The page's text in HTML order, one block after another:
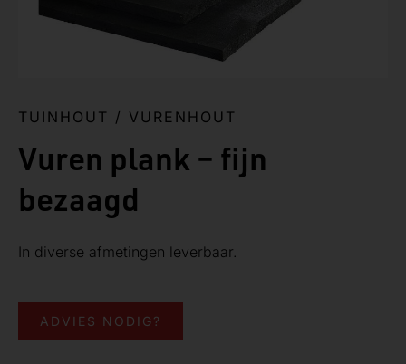
TUINHOUT / VURENHOUT
Vuren plank – fijn
bezaagd
In diverse afmetingen leverbaar.
ADVIES NODIG?